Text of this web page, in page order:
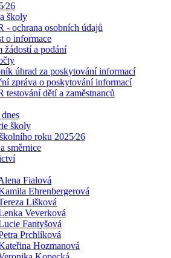
školy
- ochrana osobních údajů
o informace
žádostí a podání
úhrad za poskytování informací
zpráva o poskytování informací
testování dětí a zaměstnanců
školy
roku 2025⁄26
směrnice
Fialová
Ehrenbergerová
Lišková
Veverková
Fantyšová
Prchlíková
Hozmanová